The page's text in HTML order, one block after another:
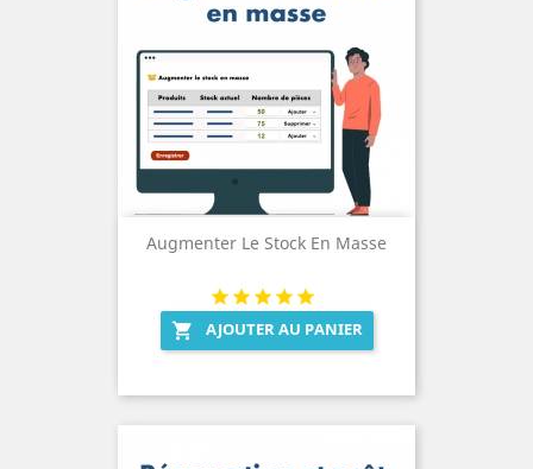
Augmenter Le Stock En Masse
 AJOUTER AU PANIER